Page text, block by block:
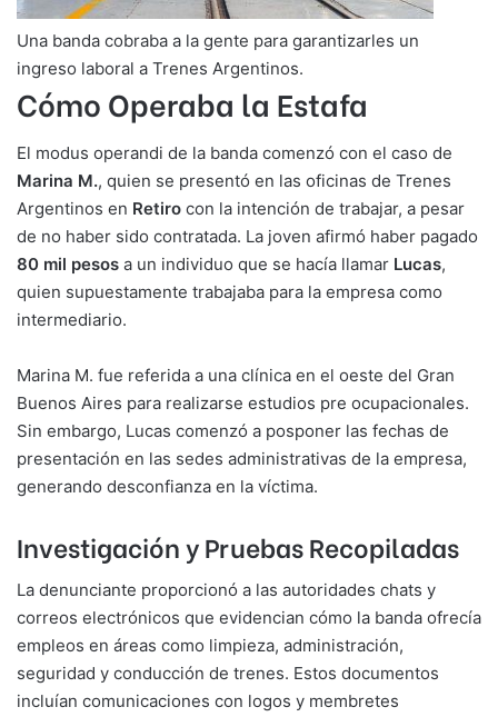
Una banda cobraba a la gente para garantizarles un
ingreso laboral a Trenes Argentinos.
Cómo Operaba la Estafa
El modus operandi de la banda comenzó con el caso de
Marina M., quien se presentó en las oficinas de Trenes
Argentinos en Retiro con la intención de trabajar, a pesar
de no haber sido contratada. La joven afirmó haber pagado
80 mil pesos a un individuo que se hacía llamar Lucas,
quien supuestamente trabajaba para la empresa como
intermediario.
Marina M. fue referida a una clínica en el oeste del Gran
Buenos Aires para realizarse estudios pre ocupacionales.
Sin embargo, Lucas comenzó a posponer las fechas de
presentación en las sedes administrativas de la empresa,
generando desconfianza en la víctima.
Investigación y Pruebas Recopiladas
La denunciante proporcionó a las autoridades chats y
correos electrónicos que evidencian cómo la banda ofrecía
empleos en áreas como limpieza, administración,
seguridad y conducción de trenes. Estos documentos
incluían comunicaciones con logos y membretes